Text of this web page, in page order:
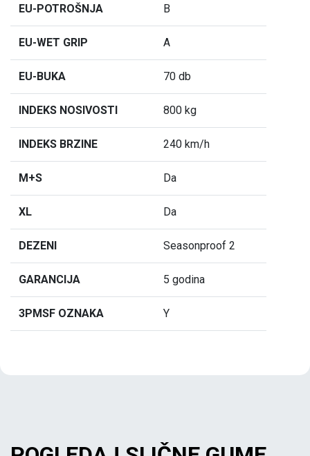
EU-POTROŠNJA B
EU-WET GRIP A
EU-BUKA 70 db
INDEKS NOSIVOSTI 800 kg
INDEKS BRZINE 240 km/h
M+S Da
XL Da
DEZENI Seasonproof 2
GARANCIJA 5 godina
3PMSF OZNAKA Y